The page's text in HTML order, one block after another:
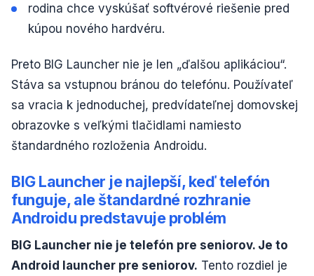
rodina chce vyskúšať softvérové riešenie pred
kúpou nového hardvéru.
Preto BIG Launcher nie je len „ďalšou aplikáciou“.
Stáva sa vstupnou bránou do telefónu. Používateľ
sa vracia k jednoduchej, predvídateľnej domovskej
obrazovke s veľkými tlačidlami namiesto
štandardného rozloženia Androidu.
BIG Launcher je najlepší, keď telefón
funguje, ale štandardné rozhranie
Androidu predstavuje problém
BIG Launcher nie je telefón pre seniorov. Je to
Android launcher pre seniorov. Tento rozdiel je